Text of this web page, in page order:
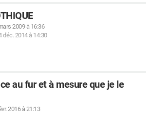
2009 à 16:36
déc. 2014 à 14:30
au fur et à mesure que je le
2016 à 21:13